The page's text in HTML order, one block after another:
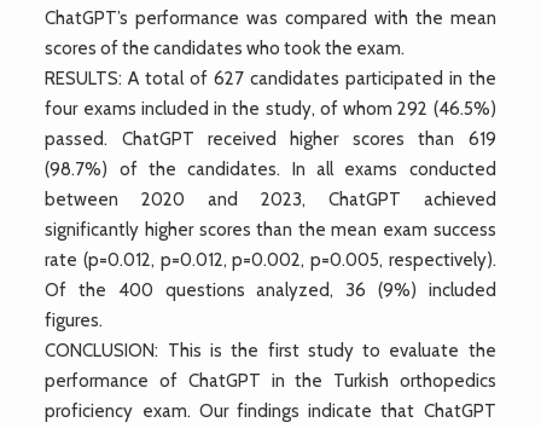
ChatGPT’s performance was compared with the mean
scores of the candidates who took the exam.
RESULTS: A total of 627 candidates participated in the
four exams included in the study, of whom 292 (46.5%)
passed. ChatGPT received higher scores than 619
(98.7%) of the candidates. In all exams conducted
between 2020 and 2023, ChatGPT achieved
significantly higher scores than the mean exam success
rate (p=0.012, p=0.012, p=0.002, p=0.005, respectively).
Of the 400 questions analyzed, 36 (9%) included
figures.
CONCLUSION: This is the first study to evaluate the
performance of ChatGPT in the Turkish orthopedics
proficiency exam. Our findings indicate that ChatGPT